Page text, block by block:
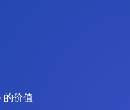
的价值